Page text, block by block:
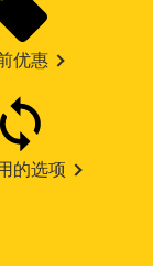
优惠
的选项